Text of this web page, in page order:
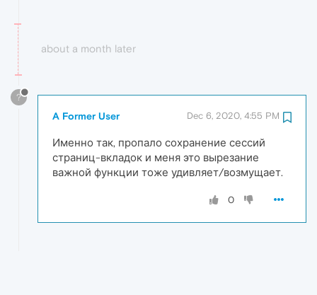
about a month later
?
A Former User Dec 6, 2020, 4:55 PM
Именно так, пропало сохранение сессий
страниц-вкладок и меня это вырезание
важной функции тоже удивляет/возмущает.
0